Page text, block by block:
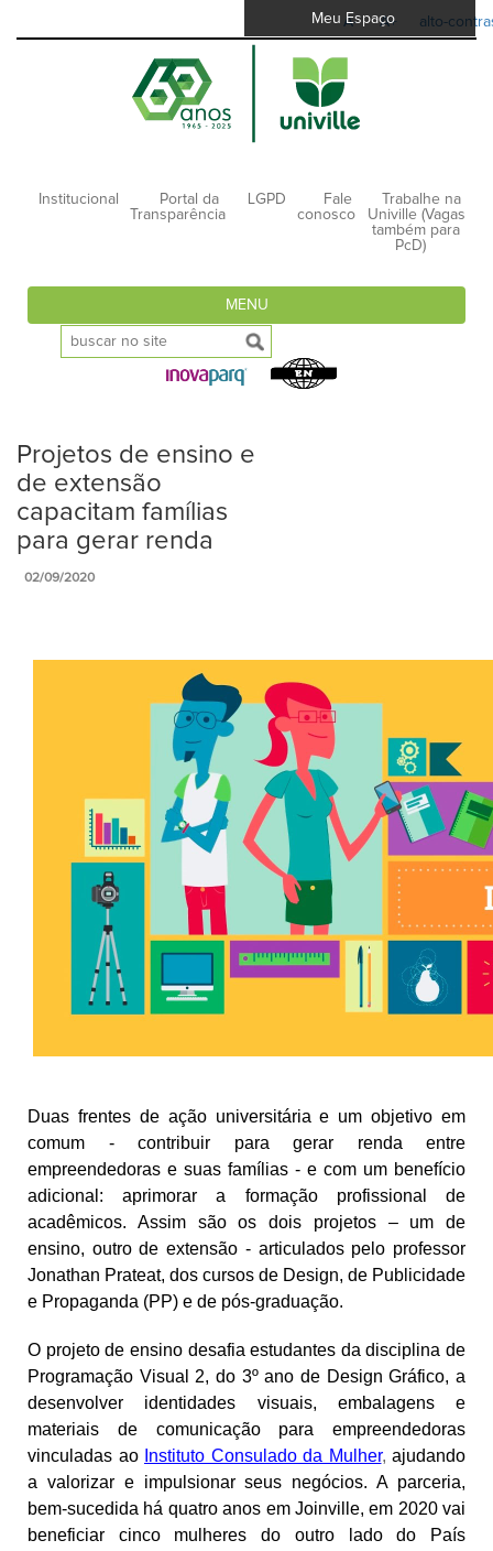
A- A+ alto-
Meu Espaço
Institucional
Portal da
Transparência
LGPD
Fale
conosco
Trabalhe na
Univille (Vagas
também para
PcD)
MENU
Projetos de ensino e
de extensão
capacitam famílias
para gerar renda
02/09/2020
Duas frentes de ação universitária e um objetivo em
comum - contribuir para gerar renda entre
empreendedoras e suas famílias - e com um benefício
adicional: aprimorar a formação profissional de
acadêmicos. Assim são os dois projetos – um de
ensino, outro de extensão - articulados pelo professor
Jonathan Prateat, dos cursos de Design, de Publicidade
e Propaganda (PP) e de pós-graduação.
O projeto de ensino desafia estudantes da disciplina de
Programação Visual 2, do 3º ano de Design Gráfico, a
desenvolver identidades visuais, embalagens e
materiais de comunicação para empreendedoras
vinculadas ao
Instituto Consulado da Mulher, ajudando
a valorizar e impulsionar seus negócios. A parceria,
bem-sucedida há quatro anos em Joinville, em 2020 vai
beneficiar cinco mulheres do outro lado do País